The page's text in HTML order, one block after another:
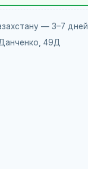
— 3–7 дней
49Д